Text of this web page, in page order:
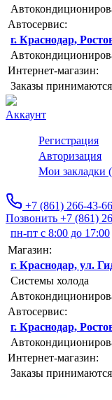
Автосервис:
г. Краснодар,
Интернет-магазин:
Заказы принимаются
Аккаунт
Регистрация
Авторизация
Мои закладки
+7 (861) 266-43-66
Позвонить +7 (861)
пн-пт с 8:00 до 17:00
Магазин:
г. Краснодар, ул.
Системы холода
Автосервис:
г. Краснодар,
Интернет-магазин:
Заказы принимаются